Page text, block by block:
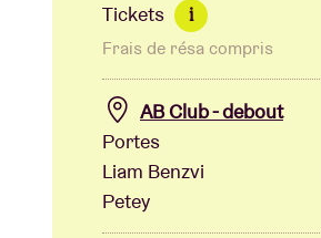
Tickets i
Frais de résa compris
AB Club - debout
Portes
Liam Benzvi
Petey